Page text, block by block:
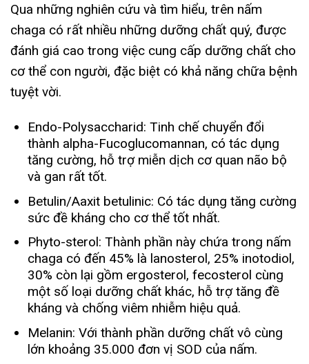
Qua những nghiên cứu và tìm hiểu, trên nấm
chaga có rất nhiều những dưỡng chất quý, được
đánh giá cao trong việc cung cấp dưỡng chất cho
cơ thể con người, đặc biệt có khả năng chữa bệnh
tuyệt vời.
Endo-Polysaccharid: Tinh chế chuyển đổi
thành alpha-Fucoglucomannan, có tác dụng
tăng cường, hỗ trợ miễn dịch cơ quan não bộ
và gan rất tốt.
Betulin/Aaxit betulinic: Có tác dụng tăng cường
sức đề kháng cho cơ thể tốt nhất.
Phyto-sterol: Thành phần này chứa trong nấm
chaga có đến 45% là lanosterol, 25% inotodiol,
30% còn lại gồm ergosterol, fecosterol cùng
một số loại dưỡng chất khác, hỗ trợ tăng đề
kháng và chống viêm nhiễm hiệu quả.
Melanin: Với thành phần dưỡng chất vô cùng
lớn khoảng 35.000 đơn vị SOD của nấm.